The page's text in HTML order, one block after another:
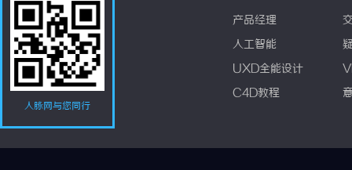
人脉网与您同行
产品经理
人工智能
UXD全能设计
C4D教程